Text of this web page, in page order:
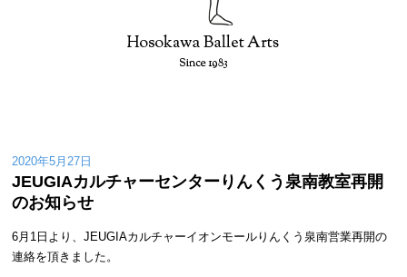
2020年5月27日
JEUGIAカルチャーセンターりんくう泉南教室再開
のお知らせ
6月1日より、JEUGIAカルチャーイオンモールりんくう泉南営業再開の
連絡を頂きました。